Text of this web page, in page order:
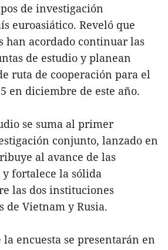
de investigación
euroasiático. Reveló que
han acordado continuar las
de estudio y planean
ruta de cooperación para el
en diciembre de este año.
se suma al primer
conjunto, lanzado en
al avance de las
fortalece la sólida
las dos instituciones
de Vietnam y Rusia.
la encuesta se presentarán en